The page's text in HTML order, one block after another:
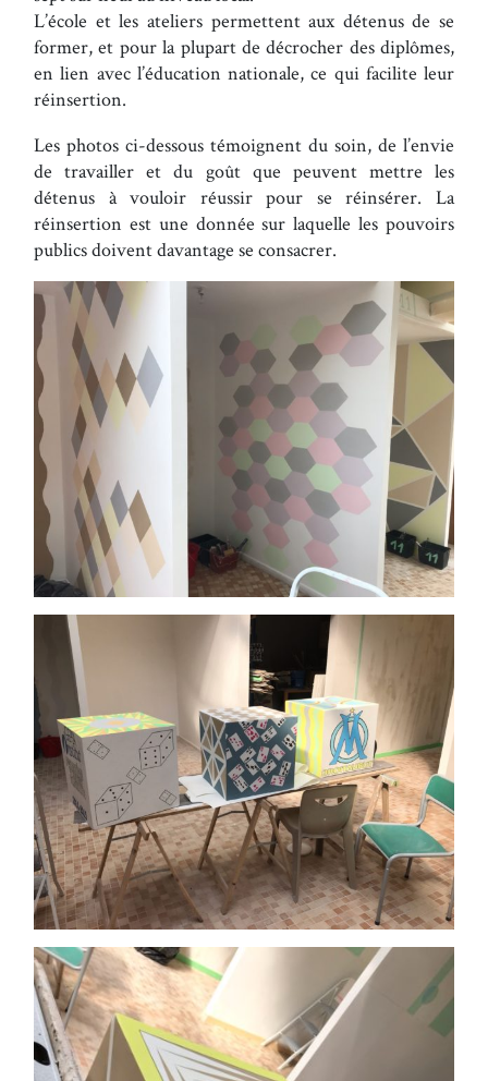
L’école et les ateliers permettent aux détenus de se
former, et pour la plupart de décrocher des diplômes,
en lien avec l’éducation nationale, ce qui facilite leur
réinsertion.
Les photos ci-dessous témoignent du soin, de l’envie
de travailler et du goût que peuvent mettre les
détenus à vouloir réussir pour se réinsérer. La
réinsertion est une donnée sur laquelle les pouvoirs
publics doivent davantage se consacrer.